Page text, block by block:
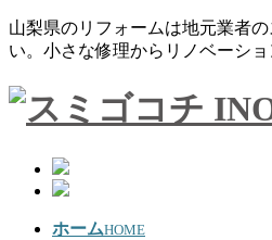
山梨県のリフォームは地元業者
い。小さな修理からリノベーショ
ホームHOME